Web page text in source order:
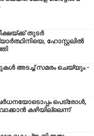
തുടർ
ഹോസ്റ്റലിൽ
അടച്ച് സമരം ചെയ്യും -
പെട്രോൾ,
കഴിയില്ലെന്ന്